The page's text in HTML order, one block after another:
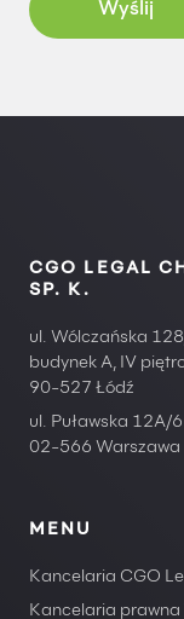
CGO LEGAL
SP. K.
ul. Wólczańska
budynek A, IV
90-527 Łódź
ul. Puławska 12A/6
02-566 Warszawa
MENU
Kancelaria CGO
Kancelaria prawna